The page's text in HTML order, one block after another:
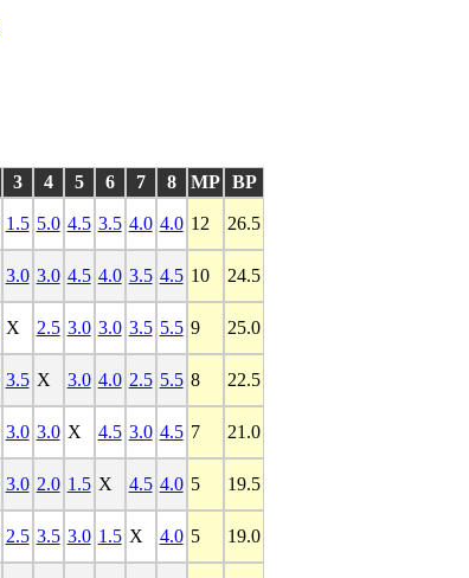
3 4 5 6 7 8 MP BP
1.5 5.0 4.5 3.5 4.0 4.0 12 26.5
3.0 3.0 4.5 4.0 3.5 4.5 10 24.5
X 2.5 3.0 3.0 3.5 5.5 9 25.0
3.5 X 3.0 4.0 2.5 5.5 8 22.5
3.0 3.0 X 4.5 3.0 4.5 7 21.0
3.0 2.0 1.5 X 4.5 4.0 5 19.5
2.5 3.5 3.0 1.5 X 4.0 5 19.0